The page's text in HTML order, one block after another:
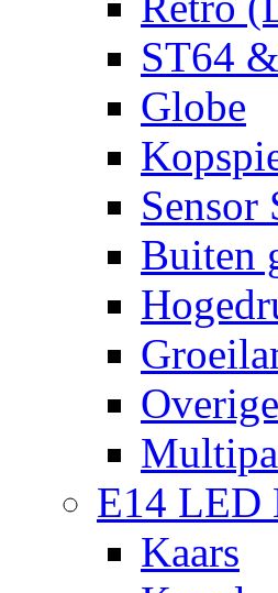
ST64
Globe
Sensor
Buiten
E14
Kaars